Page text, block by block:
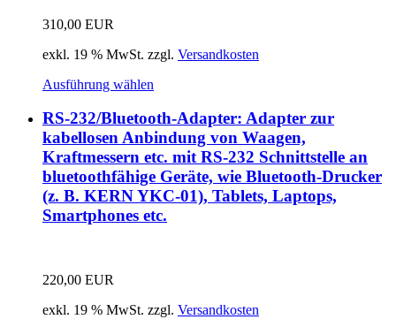
310,00 EUR
exkl. 19 % MwSt. zzgl. Versandkosten
Ausführung wählen
RS-232/Bluetooth-Adapter: Adapter zur
kabellosen Anbindung von Waagen,
Kraftmessern etc. mit RS-232 Schnittstelle an
bluetoothfähige Geräte, wie Bluetooth-Drucker
(z. B. KERN YKC-01), Tablets, Laptops,
Smartphones etc.
220,00 EUR
exkl. 19 % MwSt. zzgl. Versandkosten